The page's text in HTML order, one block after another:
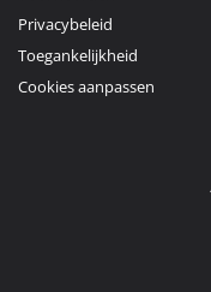
Privacybeleid
Toegankelijkheid
Cookies aanpassen